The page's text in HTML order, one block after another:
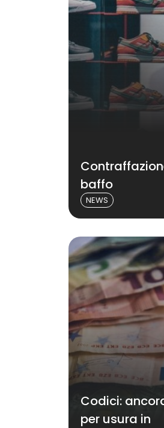
baffo
NEWS
Codici:
per usura in